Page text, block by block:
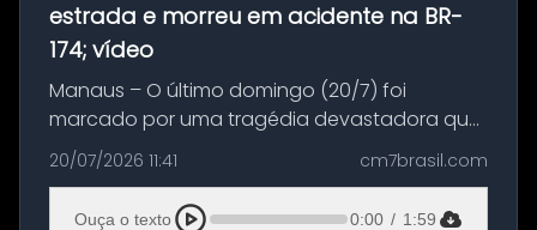
estrada e morreu em acidente na BR-
174; vídeo
Manaus – O último domingo (20/7) foi
marcado por uma tragédia devastadora que
resultou na morte precoce de dois jovens na
BR-174, na zona rural de Manaus. Um passeio
com destino a um típico café regio...
20/07/2026 11:41 cm7brasil.com
Ouça o texto 0:00 / 1:59